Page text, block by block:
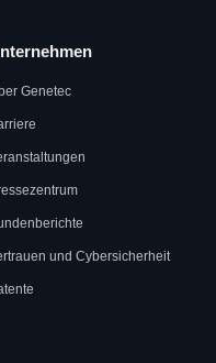
Genetec
und Cybersicherheit